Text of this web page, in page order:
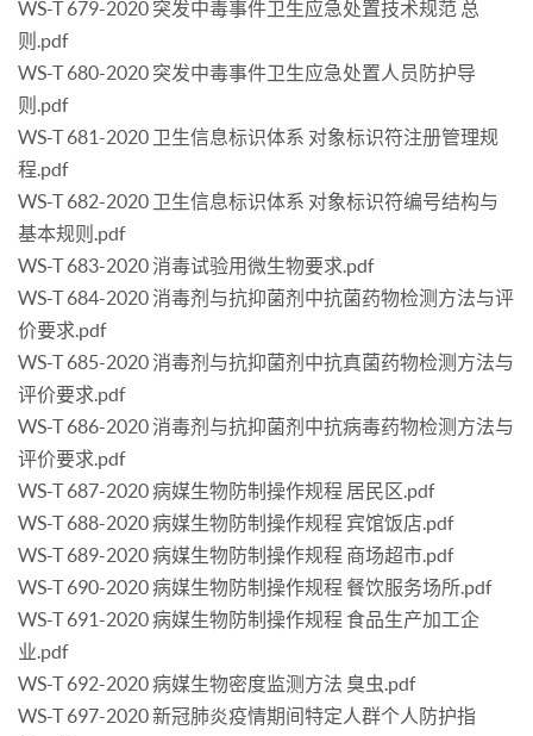
WS-T 679-2020 突发中毒事件卫生应急处置技术规范 总
则.pdf
WS-T 680-2020 突发中毒事件卫生应急处置人员防护导
则.pdf
WS-T 681-2020 卫生信息标识体系 对象标识符注册管理规
程.pdf
WS-T 682-2020 卫生信息标识体系 对象标识符编号结构与
基本规则.pdf
WS-T 683-2020 消毒试验用微生物要求.pdf
WS-T 684-2020 消毒剂与抗抑菌剂中抗菌药物检测方法与评
价要求.pdf
WS-T 685-2020 消毒剂与抗抑菌剂中抗真菌药物检测方法与
评价要求.pdf
WS-T 686-2020 消毒剂与抗抑菌剂中抗病毒药物检测方法与
评价要求.pdf
WS-T 687-2020 病媒生物防制操作规程 居民区.pdf
WS-T 688-2020 病媒生物防制操作规程 宾馆饭店.pdf
WS-T 689-2020 病媒生物防制操作规程 商场超市.pdf
WS-T 690-2020 病媒生物防制操作规程 餐饮服务场所.pdf
WS-T 691-2020 病媒生物防制操作规程 食品生产加工企
业.pdf
WS-T 692-2020 病媒生物密度监测方法 臭虫.pdf
WS-T 697-2020 新冠肺炎疫情期间特定人群个人防护指